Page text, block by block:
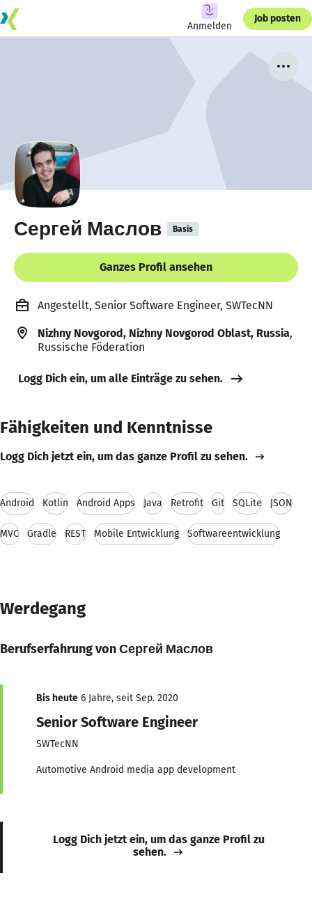
Anmelden
Job posten
Сергей Маслов Basis
Ganzes Profil ansehen
Angestellt, Senior Software Engineer, SWTecNN
Nizhny Novgorod, Nizhny Novgorod Oblast, Russia,
Russische Föderation
Logg Dich ein, um alle Einträge zu sehen.
Fähigkeiten und Kenntnisse
Logg Dich jetzt ein, um das ganze Profil zu sehen.
Android Kotlin Android Apps Java Retrofit Git SQLite JSON
MVC Gradle REST Mobile Entwicklung Softwareentwicklung
Werdegang
Berufserfahrung von Сергей Маслов
Bis heute 6 Jahre, seit Sep. 2020
Senior Software Engineer
SWTecNN
Automotive Android media app development
Logg Dich jetzt ein, um das ganze Profil zu
sehen.